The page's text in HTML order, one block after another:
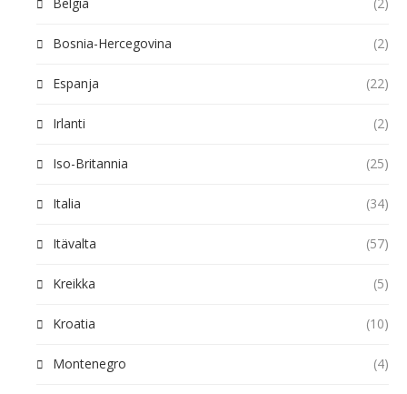
Bosnia-Hercegovina (2)
Espanja (22)
Irlanti (2)
Iso-Britannia (25)
Italia (34)
Itävalta (57)
Kreikka (5)
Kroatia (10)
Montenegro (4)